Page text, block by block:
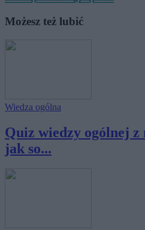
Możesz też lubić
Wiedza ogólna
Quiz wiedzy ogólnej
jak so...